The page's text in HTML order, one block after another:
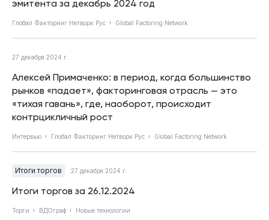
эмитента за декабрь 2024 год
Глобал Факторинг Нетворк Рус Global Factoring Network
27 декабря 2024 г.
Алексей Примаченко: в период, когда большинство
рынков «падает», факторинговая отрасль — это
«тихая гавань», где, наоборот, происходит
контрцикличный рост
Интервью Глобал Факторинг Нетворк Рус Global Factoring Network
Итоги торгов 27 декабря 2024 г.
Итоги торгов за 26.12.2024
Торги ВДОграф Новые технологии